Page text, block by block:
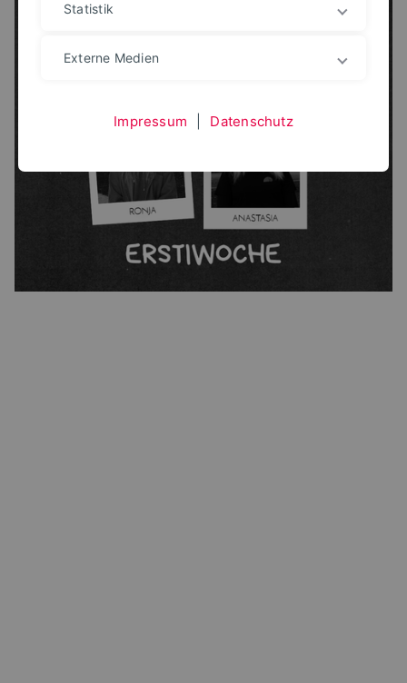
Statistik
Externe Medien
Impressum Datenschutz